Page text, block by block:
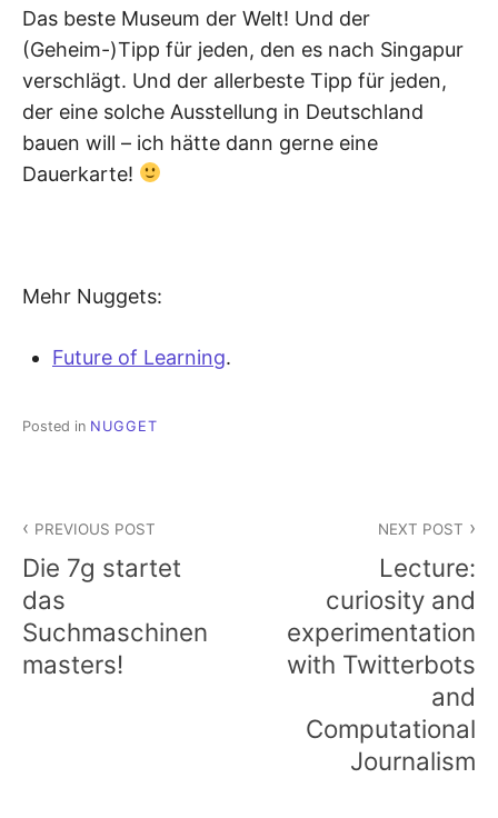
Das beste Museum der Welt! Und der
(Geheim-)Tipp für jeden, den es nach Singapur
verschlägt. Und der allerbeste Tipp für jeden,
der eine solche Ausstellung in Deutschland
bauen will – ich hätte dann gerne eine
Dauerkarte!
Mehr Nuggets:
Future of Learning.
Posted in NUGGET
PREVIOUS POST
Die 7g startet
das
Suchmaschinen
masters!
NEXT POST
Lecture:
curiosity and
experimentation
with Twitterbots
and
Computational
Journalism